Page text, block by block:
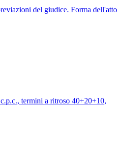
del giudice. Forma dell'atto
termini a ritroso 40+20+10,